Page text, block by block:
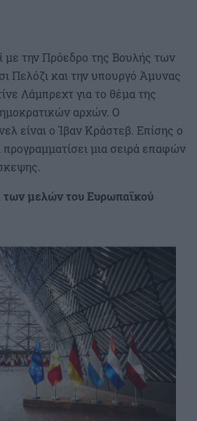
με την Πρόεδρο της Βουλής των
Πελόζι και την υπουργό Άμυνας
Λάμπρεχτ για το θέμα της
αρχών. Ο
είναι ο Ίβαν Κράστεβ. Επίσης ο
μια σειρά επαφών
μελών του Ευρωπαϊκού